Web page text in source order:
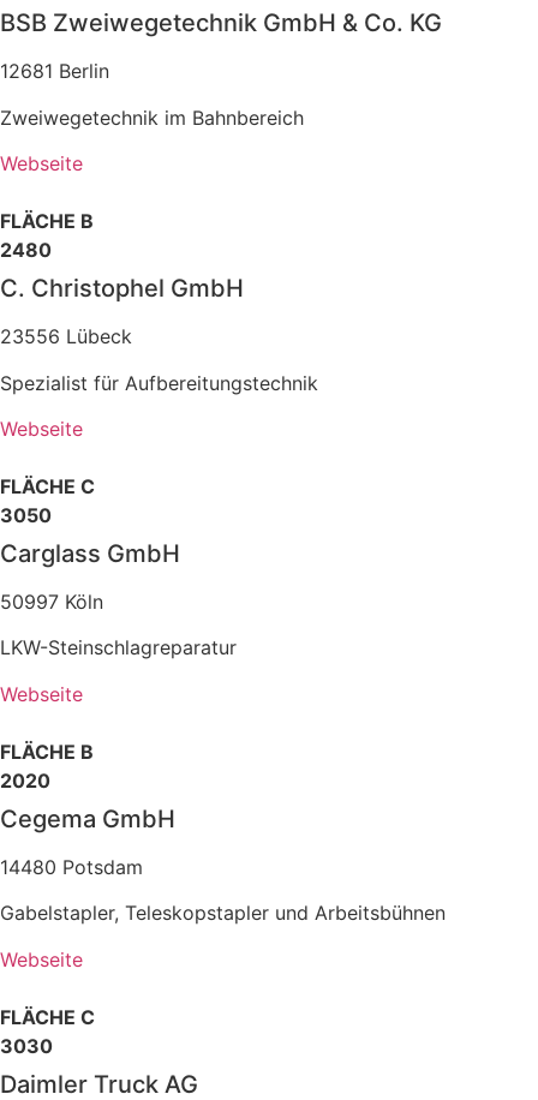
BSB Zweiwegetechnik GmbH & Co. KG
12681 Berlin
Zweiwegetechnik im Bahnbereich
Webseite
FLÄCHE B
2480
C. Christophel GmbH
23556 Lübeck
Spezialist für Aufbereitungstechnik
Webseite
FLÄCHE C
3050
Carglass GmbH
50997 Köln
LKW-Steinschlagreparatur
Webseite
FLÄCHE B
2020
Cegema GmbH
14480 Potsdam
Gabelstapler, Teleskopstapler und Arbeitsbühnen
Webseite
FLÄCHE C
3030
Daimler Truck AG